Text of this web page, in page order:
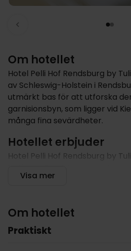
Om hotellet
Hotel Pelli Hof Rendsburg by
av Schleswig-Holstein i
utmärkt bas för att utforska
garnisionsbyn, som ligger vid
många fina sevärdheter.
Hotellet erbjuder
Hotel Pelli Hof Rendsburg by
1700-talet alldeles vid sjön och
utrymmena finns gratis internet
direkt vid hotellet.
Visa mer
Om hotellet
Praktiskt